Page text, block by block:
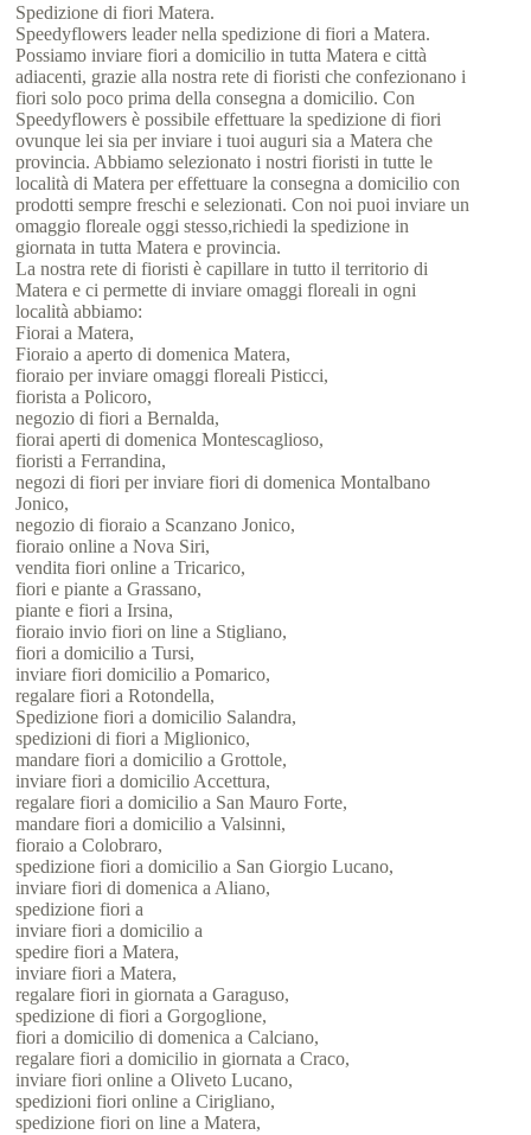
Spedizione di fiori Matera.
Speedyflowers leader nella spedizione di fiori a Matera.
Possiamo inviare fiori a domicilio in tutta Matera e città
adiacenti, grazie alla nostra rete di fioristi che confezionano i
fiori solo poco prima della consegna a domicilio. Con
Speedyflowers è possibile effettuare la spedizione di fiori
ovunque lei sia per inviare i tuoi auguri sia a Matera che
provincia. Abbiamo selezionato i nostri fioristi in tutte le
località di Matera per effettuare la consegna a domicilio con
prodotti sempre freschi e selezionati. Con noi puoi inviare un
omaggio floreale oggi stesso,richiedi la spedizione in
giornata in tutta Matera e provincia.
La nostra rete di fioristi è capillare in tutto il territorio di
Matera e ci permette di inviare omaggi floreali in ogni
località abbiamo:
Fiorai a Matera,
Fioraio a aperto di domenica Matera,
fioraio per inviare omaggi floreali Pisticci,
fiorista a Policoro,
negozio di fiori a Bernalda,
fiorai aperti di domenica Montescaglioso,
fioristi a Ferrandina,
negozi di fiori per inviare fiori di domenica Montalbano
Jonico,
negozio di fioraio a Scanzano Jonico,
fioraio online a Nova Siri,
vendita fiori online a Tricarico,
fiori e piante a Grassano,
piante e fiori a Irsina,
fioraio invio fiori on line a Stigliano,
fiori a domicilio a Tursi,
inviare fiori domicilio a Pomarico,
regalare fiori a Rotondella,
Spedizione fiori a domicilio Salandra,
spedizioni di fiori a Miglionico,
mandare fiori a domicilio a Grottole,
inviare fiori a domicilio Accettura,
regalare fiori a domicilio a San Mauro Forte,
mandare fiori a domicilio a Valsinni,
fioraio a Colobraro,
spedizione fiori a domicilio a San Giorgio Lucano,
inviare fiori di domenica a Aliano,
spedizione fiori a
inviare fiori a domicilio a
spedire fiori a Matera,
inviare fiori a Matera,
regalare fiori in giornata a Garaguso,
spedizione di fiori a Gorgoglione,
fiori a domicilio di domenica a Calciano,
regalare fiori a domicilio in giornata a Craco,
inviare fiori online a Oliveto Lucano,
spedizioni fiori online a Cirigliano,
spedizione fiori on line a Matera,